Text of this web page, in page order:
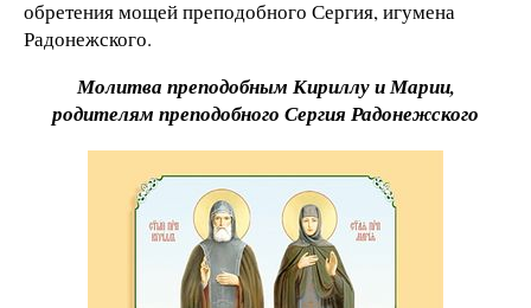
обретения мощей преподобного Сергия, игумена
Радонежского.
Молитва преподобным Кириллу и Марии,
родителям преподобного Сергия Радонежского